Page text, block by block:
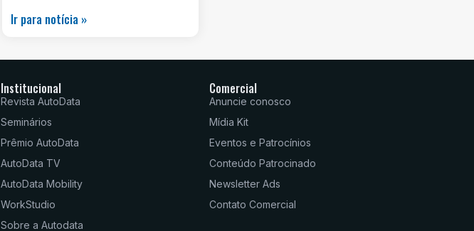
Ir para notícia »
Institucional
Revista AutoData
Seminários
Prêmio AutoData
AutoData TV
AutoData Mobility
WorkStudio
Sobre a Autodata
Comercial
Anuncie conosco
Mídia Kit
Eventos e Patrocínios
Conteúdo Patrocinado
Newsletter Ads
Contato Comercial